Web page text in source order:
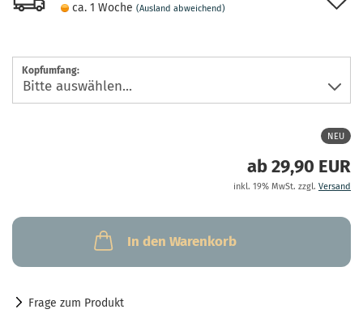
ca. 1 Woche (Ausland abweichend)
Kopfumfang:
NEU
ab 29,90 EUR
inkl. 19% MwSt. zzgl. Versand
In den Warenkorb
Frage zum Produkt